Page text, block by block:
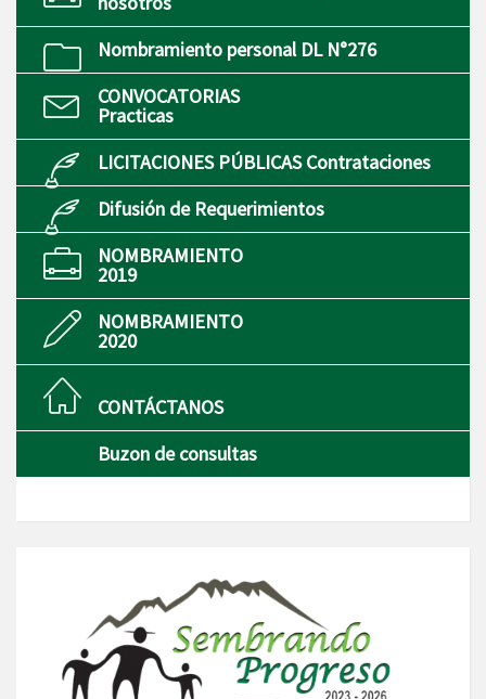
Nombramiento personal DL N°276
CONVOCATORIAS
Practicas
LICITACIONES PÚBLICAS Contrataciones
Difusión de Requerimientos
NOMBRAMIENTO
2019
NOMBRAMIENTO
2020
CONTÁCTANOS
Buzon de consultas